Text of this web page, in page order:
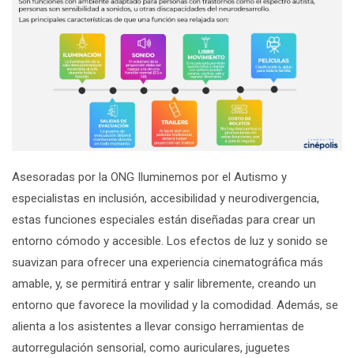
Asesoradas por la ONG Iluminemos por el Autismo y
especialistas en inclusión, accesibilidad y neurodivergencia,
estas funciones especiales están diseñadas para crear un
entorno cómodo y accesible. Los efectos de luz y sonido se
suavizan para ofrecer una experiencia cinematográfica más
amable, y, se permitirá entrar y salir libremente, creando un
entorno que favorece la movilidad y la comodidad. Además, se
alienta a los asistentes a llevar consigo herramientas de
autorregulación sensorial, como auriculares, juguetes